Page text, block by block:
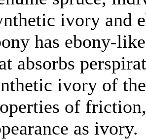
ivory and
has ebony-
absorbs
ivory of
of
as ivory.